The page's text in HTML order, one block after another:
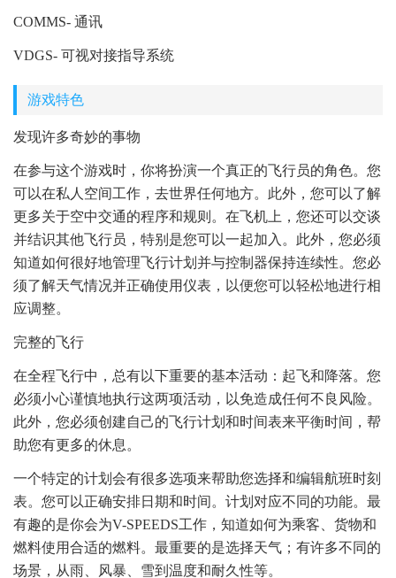
COMMS- 通讯
VDGS- 可视对接指导系统
游戏特色
发现许多奇妙的事物
在参与这个游戏时，你将扮演一个真正的飞行员的角色。您
可以在私人空间工作，去世界任何地方。此外，您可以了解
更多关于空中交通的程序和规则。在飞机上，您还可以交谈
并结识其他飞行员，特别是您可以一起加入。此外，您必须
知道如何很好地管理飞行计划并与控制器保持连续性。您必
须了解天气情况并正确使用仪表，以便您可以轻松地进行相
应调整。
完整的飞行
在全程飞行中，总有以下重要的基本活动：起飞和降落。您
必须小心谨慎地执行这两项活动，以免造成任何不良风险。
此外，您必须创建自己的飞行计划和时间表来平衡时间，帮
助您有更多的休息。
一个特定的计划会有很多选项来帮助您选择和编辑航班时刻
表。您可以正确安排日期和时间。计划对应不同的功能。最
有趣的是你会为V-SPEEDS工作，知道如何为乘客、货物和
燃料使用合适的燃料。最重要的是选择天气；有许多不同的
场景，从雨、风暴、雪到温度和耐久性等。